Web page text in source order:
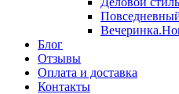
Блог
Отзывы
Оплата и доставка
Контакты